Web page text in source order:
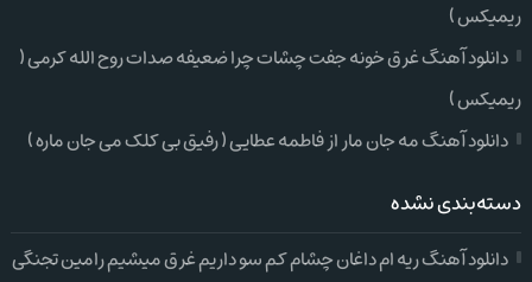
ریمیکس )
دانلود آهنگ غرق خونه جفت چشات چرا ضعیفه صدات روح الله کرمی (
ریمیکس )
دانلود آهنگ مه جان مار از فاطمه عطایی ( رفیق بی کلک می جان ماره )
دسته‌بندی نشده
دانلود آهنگ ریه ام داغان چشام کم سو داریم غرق میشیم رامین تجنگی